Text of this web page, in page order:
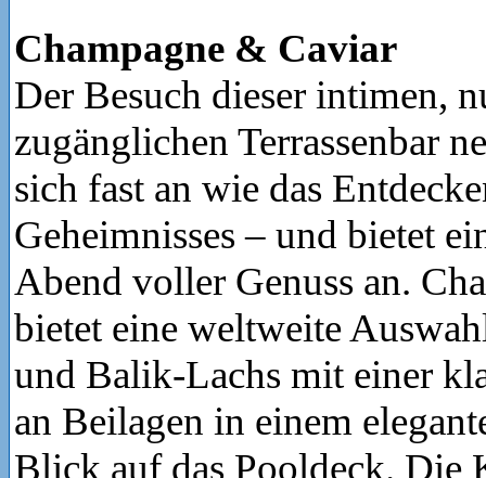
Champagne & Caviar
Der Besuch dieser intimen,
zugänglichen Terrassenbar
sich fast an wie das
Geheimnisses – und bietet
Abend voller Genuss an.
bietet eine weltweite
und Balik-Lachs mit einer
an Beilagen in einem
Blick auf das Pooldeck. Die